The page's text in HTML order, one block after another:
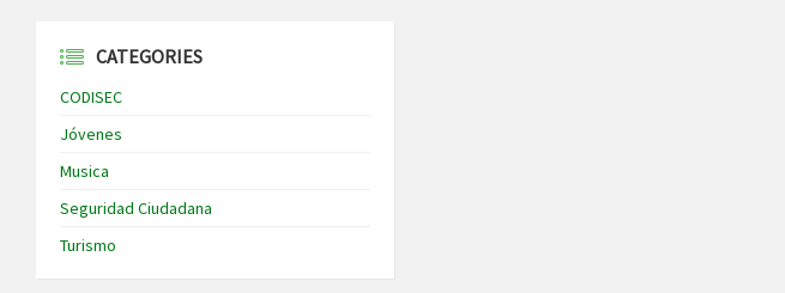
CATEGORIES
CODISEC
Jóvenes
Musica
Seguridad Ciudadana
Turismo